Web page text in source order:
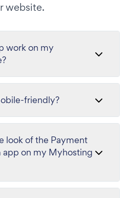
website.
work on my
friendly?
look of the Payment
app on my Myhosting